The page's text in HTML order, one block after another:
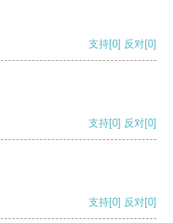
支持[0] 反对[0]
支持[0] 反对[0]
支持[0] 反对[0]